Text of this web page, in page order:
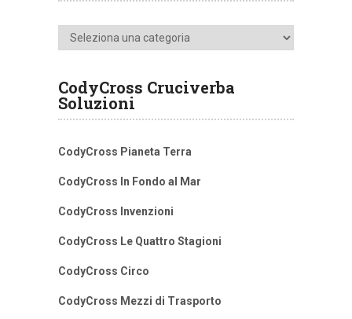
Categorie
CodyCross Cruciverba
Soluzioni
CodyCross Pianeta Terra
CodyCross In Fondo al Mar
CodyCross Invenzioni
CodyCross Le Quattro Stagioni
CodyCross Circo
CodyCross Mezzi di Trasporto